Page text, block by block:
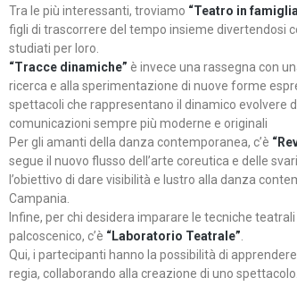
Tra le più interessanti, troviamo “Teatro in
figli di trascorrere del tempo insieme divertendosi
studiati per loro.
“Tracce dinamiche” è invece una rassegna con
ricerca e alla sperimentazione di nuove forme
spettacoli che rappresentano il dinamico evolvere
comunicazioni sempre più moderne e originali
Per gli amanti della danza contemporanea, c’è
segue il nuovo flusso dell’arte coreutica e delle
l’obiettivo di dare visibilità e lustro alla danza
Campania.
Infine, per chi desidera imparare le tecniche
palcoscenico, c’è “Laboratorio Teatrale”
Qui, i partecipanti hanno la possibilità di
regia, collaborando alla creazione di uno spettacolo.